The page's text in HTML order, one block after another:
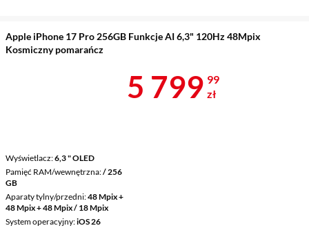
Apple iPhone 17 Pro 256GB Funkcje AI 6,3" 120Hz 48Mpix
Kosmiczny pomarańcz
Wyświetlacz 6,3 " OLED
Pamięć RAM/wewnętrzna / 256
GB
Aparaty tylny/przedni 48 Mpix +
48 Mpix + 48 Mpix / 18 Mpix
System operacyjny iOS 26
Cena 5
5 799 99
zł